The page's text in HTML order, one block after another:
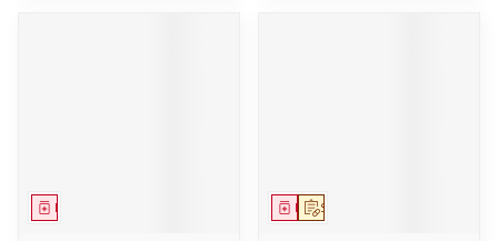
Médicament Sur prescription
Médicament